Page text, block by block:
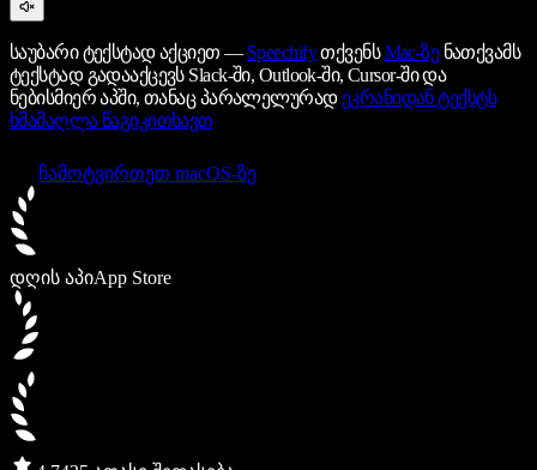
საუბარი ტექსტად აქციეთ — SpeechifyთქვენსMac-ზენათქვამს
ტექსტად გადააქცევს Slack-ში, Outlook-ში, Cursor-ში და
ნებისმიერ აპში, თანაც პარალელურად ეკრანიდან ტექსტს
ხმამაღლა წაგიკითხავთ
ჩამოტვირთეთ macOS-ზე
დღის აპიApp Store